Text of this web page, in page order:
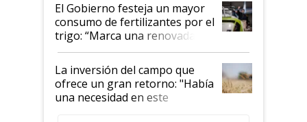
El Gobierno festeja un mayor
consumo de fertilizantes por el
trigo: “Marca una renovada
confianza de los productores”
La inversión del campo que
ofrece un gran retorno: "Había
una necesidad en este